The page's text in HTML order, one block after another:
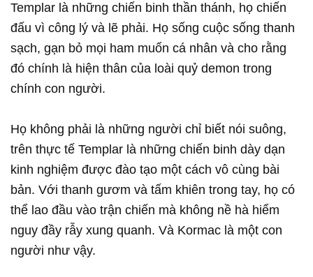
Templar là những chiến binh thần thánh, họ chiến
đấu vì công lý và lẽ phải. Họ sống cuộc sống thanh
sạch, gạn bỏ mọi ham muốn cá nhân và cho rằng
đó chính là hiện thân của loài quỷ demon trong
chính con người.
Họ không phải là những người chỉ biết nói suông,
trên thực tế Templar là những chiến binh dày dạn
kinh nghiệm được đào tạo một cách vô cùng bài
bản. Với thanh gươm và tấm khiên trong tay, họ có
thể lao đầu vào trận chiến mà không nề hà hiểm
nguy đầy rẫy xung quanh. Và Kormac là một con
người như vậy.